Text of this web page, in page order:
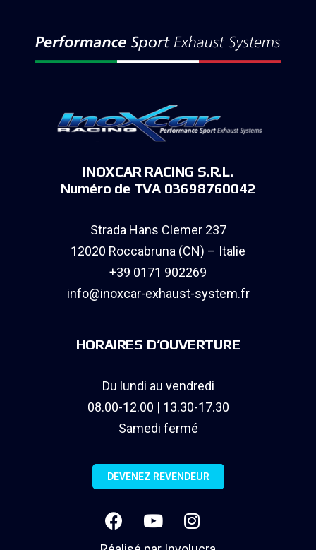
INOXCAR RACING S.R.L.
Numéro de TVA 03698760042
Strada Hans Clemer 237
12020 Roccabruna (CN) – Italie
+39 0171 902269
info@inoxcar-exhaust-system.fr
HORAIRES D’OUVERTURE
Du lundi au vendredi
08.00-12.00 | 13.30-17.30
Samedi fermé
DEVENEZ REVENDEUR